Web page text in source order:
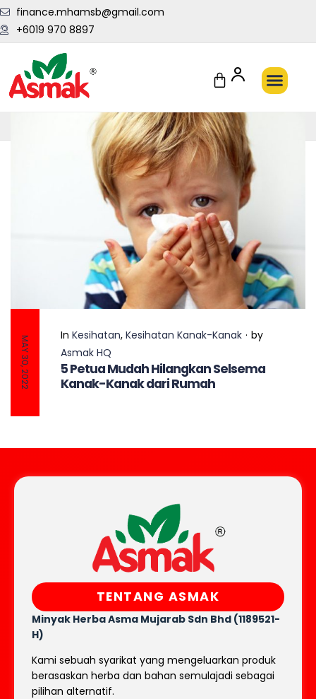
+6019 970 8897
finance.mhamsb@gmail.com
Penghantaran Pantas Setiap Hari
MAY 30, 2022
In Kesihatan, Kesihatan Kanak-Kanak
by
Asmak HQ
5 Petua Mudah Hilangkan Selsema
Kanak-Kanak dari Rumah
TENTANG ASMAK
Minyak Herba Asma Mujarab Sdn Bhd (1189521-
H)
Kami sebuah syarikat yang mengeluarkan produk
berasaskan herba dan bahan semulajadi sebagai
pilihan alternatif.